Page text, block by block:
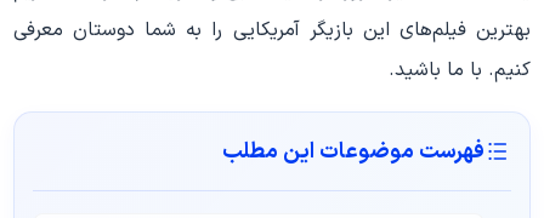
بهترین فیلم‌های این بازیگر آمریکایی را به شما دوستان معرفی
کنیم. با ما باشید.
فهرست موضوعات این مطلب